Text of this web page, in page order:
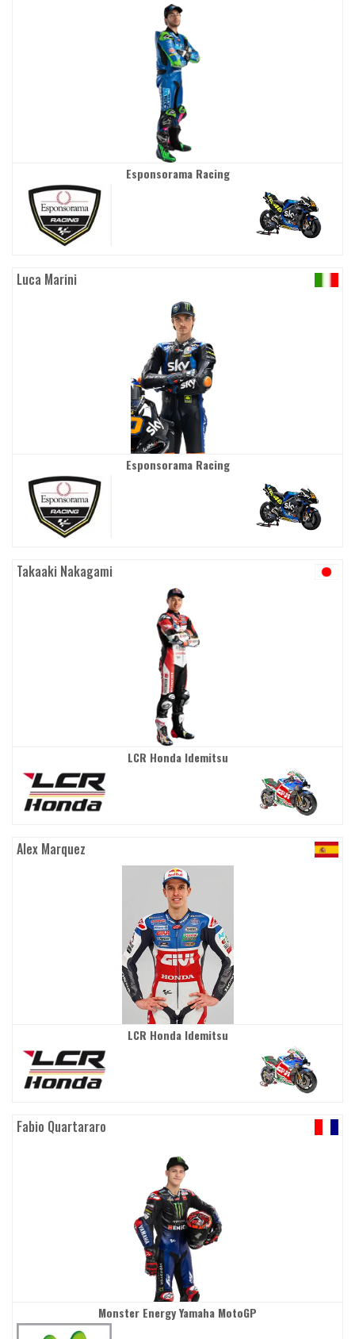
Esponsorama Racing
Luca Marini
Esponsorama Racing
Takaaki Nakagami
LCR Honda Idemitsu
Alex Marquez
LCR Honda Idemitsu
Fabio Quartararo
Monster Energy Yamaha MotoGP